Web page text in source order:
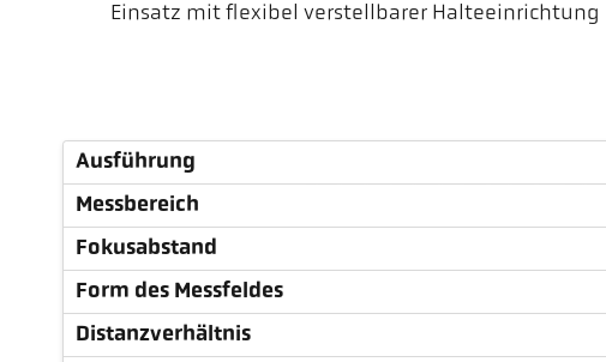
Einsatz mit flexibel verstellbarer Halteeinrichtung
Ausführung
Messbereich
Fokusabstand
Form des Messfeldes
Distanzverhältnis